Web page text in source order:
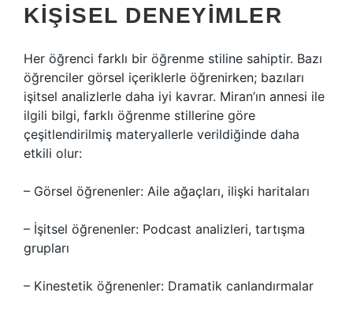
KIŞISEL DENEYIMLER
Her öğrenci farklı bir öğrenme stiline sahiptir. Bazı
öğrenciler görsel içeriklerle öğrenirken; bazıları
işitsel analizlerle daha iyi kavrar. Miran’ın annesi ile
ilgili bilgi, farklı öğrenme stillerine göre
çeşitlendirilmiş materyallerle verildiğinde daha
etkili olur:
– Görsel öğrenenler: Aile ağaçları, ilişki haritaları
– İşitsel öğrenenler: Podcast analizleri, tartışma
grupları
– Kinestetik öğrenenler: Dramatik canlandırmalar